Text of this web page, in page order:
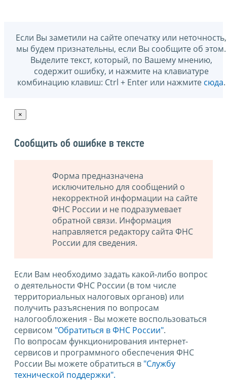
Если Вы заметили на сайте опечатку или неточность,
мы будем признательны, если Вы сообщите об этом.
Выделите текст, который, по Вашему мнению,
содержит ошибку, и нажмите на клавиатуре
комбинацию клавиш: Ctrl + Enter или нажмите сюда.
×
Сообщить об ошибке в тексте
Форма предназначена
исключительно для сообщений о
некорректной информации на сайте
ФНС России и не подразумевает
обратной связи. Информация
направляется редактору сайта ФНС
России для сведения.
Если Вам необходимо задать какой-либо вопрос
о деятельности ФНС России (в том числе
территориальных налоговых органов) или
получить разъяснения по вопросам
налогообложения - Вы можете воспользоваться
сервисом "Обратиться в ФНС России".
По вопросам функционирования интернет-
сервисов и программного обеспечения ФНС
России Вы можете обратиться в "Службу
технической поддержки".